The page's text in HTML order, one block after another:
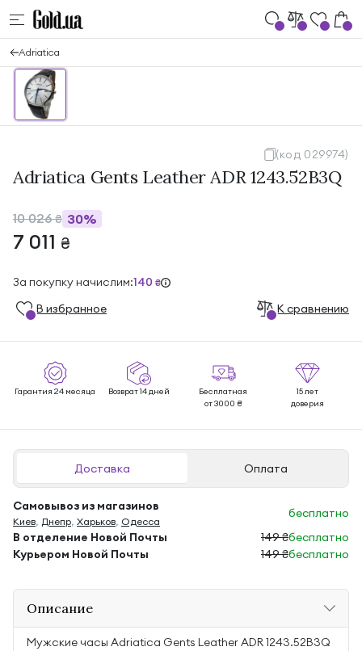
Adriatica
(код 029974)
Adriatica Gents Leather ADR 1243.52B3Q
10 026₴ 30%
7 011 ₴
За покупку начислим:140 ₴
В избранноe К сравнению
Гарантия 24 месяца Возврат 14 дней
Бесплатная
от 3000 ₴
15 лет
доверия
Доставка Оплата
Самовывоз из магазинов
Киев, Днепр, Харьков, Одесса
бесплатно
В отделение Новой Почты
149 ₴бесплатно
Курьером Новой Почты
149 ₴бесплатно
Описание
Мужские часы Adriatica Gents Leather ADR 1243.52B3Q